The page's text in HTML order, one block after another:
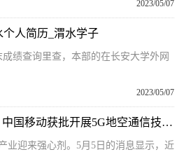
2023/05/07
个人简历_渭水学子
绩查询里查，本部的在长安大学外网
2023/05/07
消息！事关“天上”网速！中国移动获批开展5G地空通信技术试验
业迎来强心剂。5月5日的消息显示，近